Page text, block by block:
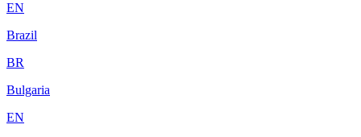
EN
Brazil
BR
Bulgaria
EN